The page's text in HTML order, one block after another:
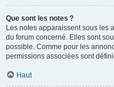
Que sont les notes ?
Les notes apparaissent sous les
du forum concerné. Elles sont
possible. Comme pour les
permissions associées sont
Haut